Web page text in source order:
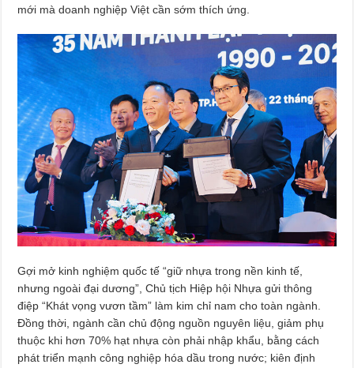
mới mà doanh nghiệp Việt cần sớm thích ứng.
Gợi mở kinh nghiệm quốc tế “giữ nhựa trong nền kinh tế,
nhưng ngoài đại dương”, Chủ tịch Hiệp hội Nhựa gửi thông
điệp “Khát vọng vươn tầm” làm kim chỉ nam cho toàn ngành.
Đồng thời, ngành cần chủ động nguồn nguyên liệu, giảm phụ
thuộc khi hơn 70% hạt nhựa còn phải nhập khẩu, bằng cách
phát triển mạnh công nghiệp hóa dầu trong nước; kiên định